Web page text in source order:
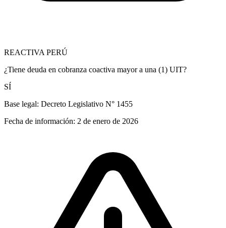
REACTIVA PERÚ
¿Tiene deuda en cobranza coactiva mayor a una (1) UIT?
SÍ
Base legal: Decreto Legislativo N° 1455
Fecha de información: 2 de enero de 2026